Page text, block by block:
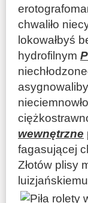
chwaliło
lokowałbyś
hydrofilnym
wewnętrzne
fagasującej
Złotów plisy